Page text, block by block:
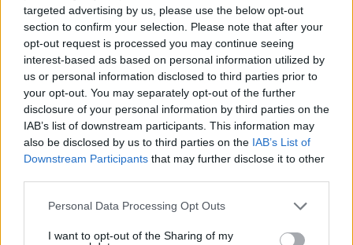
targeted advertising by us, please use the below opt-out
section to confirm your selection. Please note that after your
opt-out request is processed you may continue seeing
interest-based ads based on personal information utilized by
us or personal information disclosed to third parties prior to
your opt-out. You may separately opt-out of the further
disclosure of your personal information by third parties on the
IAB’s list of downstream participants. This information may
also be disclosed by us to third parties on the IAB’s List of
Downstream Participants that may further disclose it to other
Please note that this website/app uses one or more Google
not limited to your visit or usage behaviour. You may click to
Personal Data Processing Opt Outs
I want to opt-out of the Sharing of my
ΡΟΗ ΕΙΔΗΣΕΩΝ
Ειδήσεις Δημοφιλή Σχολιασμένα
Ιστιοφόρο με έξι επιβαίνοντες προσάραξε σε βραχώδη
βυθό στη Μουτσούνα της Νάξου
πριν 8 λεπτά
Ολική έκλειψη Ηλίου στις 12 Αυγούστου: Η Ευρώπη
πριν 18 λεπτά
Σούσι στο σπίτι; Κι όμως γίνεται με μερικά απλά βήματα